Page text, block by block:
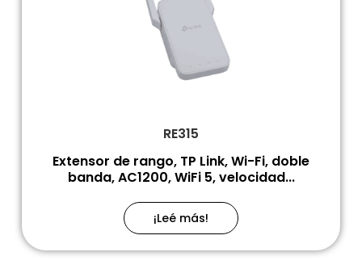
RE315
Extensor de rango, TP Link, Wi-Fi, doble
banda, AC1200, WiFi 5, velocidad...
¡Leé más!